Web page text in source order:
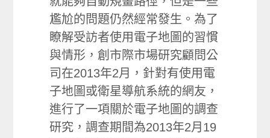
尷尬的問題仍然經常發生。為了
瞭解受訪者使用電子地圖的習慣
與情形，創市際市場研究顧問公
司在2013年2月，針對有使用電
子地圖或衛星導航系統的網友，
進行了一項關於電子地圖的調查
研究，調查期間為2013年2月19